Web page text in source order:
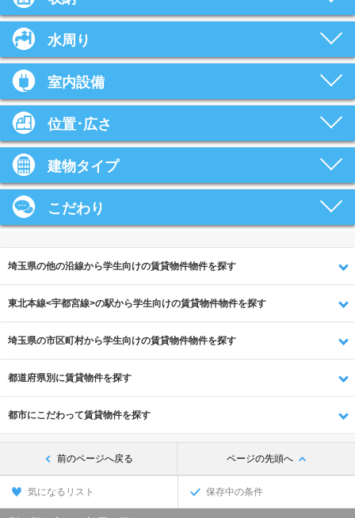
水周り
室内設備
位置･広さ
建物タイプ
こだわり
埼玉県の他の沿線から学生向けの賃貸物件物件を探す
東北本線<宇都宮線>の駅から学生向けの賃貸物件物件を探す
埼玉県の市区町村から学生向けの賃貸物件物件を探す
都道府県別に賃貸物件を探す
都市にこだわって賃貸物件を探す
前のページへ戻る ページの先頭へ
気になるリスト 保存中の条件